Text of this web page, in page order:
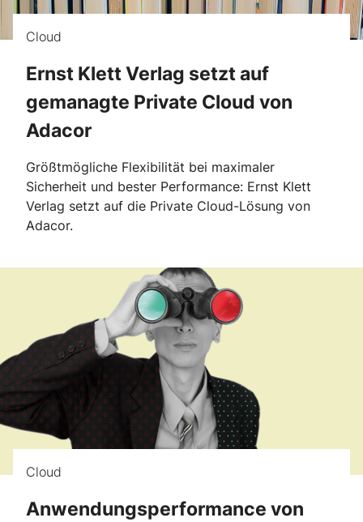
Cloud
Ernst Klett Verlag setzt auf
gemanagte Private Cloud von
Adacor
Größtmögliche Flexibilität bei maximaler
Sicherheit und bester Performance: Ernst Klett
Verlag setzt auf die Private Cloud-Lösung von
Adacor.
Cloud
Anwendungsperformance von